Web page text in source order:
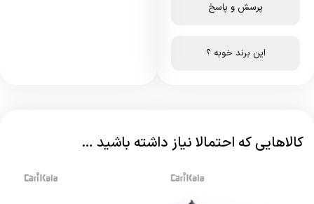
پرسش و پاسخ
این برند خوبه ؟
کالاهایی که احتمالا نیاز داشته باشید …